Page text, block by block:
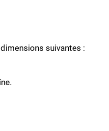
suivantes :